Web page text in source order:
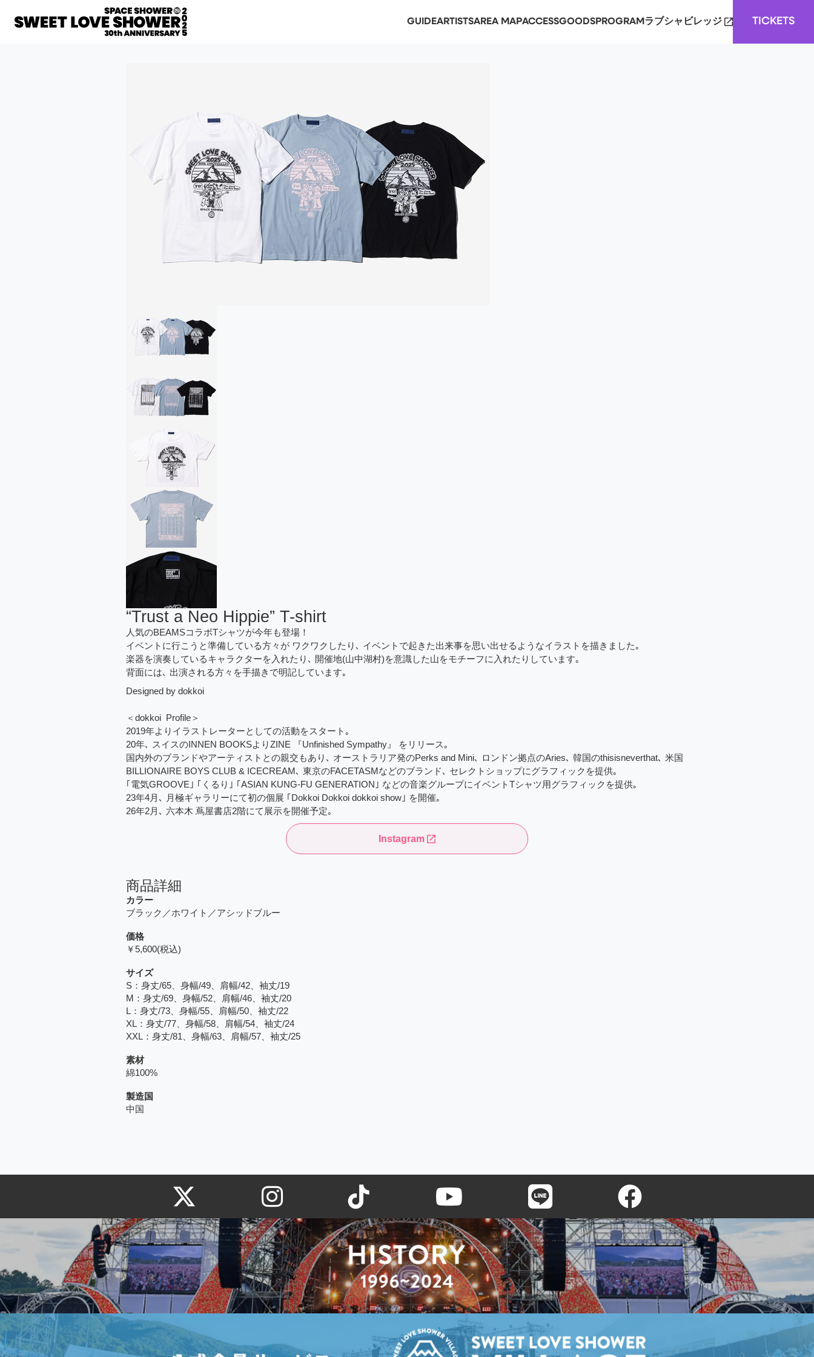
GUIDEARTISTSAREA MAPACCESSGOODSPROGRAM ラブシャビレッジ TICKETS
“Trust a Neo Hippie” T-shirt
人気のBEAMSコラボTシャツが今年も登場！
イベントに行こうと準備している方々が ワクワクしたり､ イベントで起きた出来事を思い出せるようなイラストを描きました｡
楽器を演奏しているキャラクターを入れたり､ 開催地(山中湖村)を意識した山をモチーフに入れたりしています｡
背面には､ 出演される方々を手描きで明記しています｡
Designed by dokkoi
＜dokkoi Profile＞
2019年よりイラストレーターとしての活動をスタート｡
20年､ スイスのINNEN BOOKSよりZINE 『Unfinished Sympathy』 をリリース｡
国内外のブランドやアーティストとの親交もあり､ オーストラリア発のPerks and Mini､ ロンドン拠点のAries､ 韓国のthisisneverthat､ 米国
BILLIONAIRE BOYS CLUB & ICECREAM､ 東京のFACETASMなどのブランド､ セレクトショップにグラフィックを提供｡
｢電気GROOVE｣ ｢くるり｣ ｢ASIAN KUNG-FU GENERATION｣ などの音楽グループにイベントTシャツ用グラフィックを提供｡
23年4月､ 月極ギャラリーにて初の個展 ｢Dokkoi Dokkoi dokkoi show｣ を開催｡
26年2月､ 六本木 蔦屋書店2階にて展示を開催予定｡
Instagram
商品詳細
カラー
ブラック／ホワイト／アシッドブルー
価格
￥5,600(税込)
サイズ
S：身丈/65、身幅/49、肩幅/42、袖丈/19
M：身丈/69、身幅/52、肩幅/46、袖丈/20
L：身丈/73、身幅/55、肩幅/50、袖丈/22
XL：身丈/77、身幅/58、肩幅/54、袖丈/24
XXL：身丈/81、身幅/63、肩幅/57、袖丈/25
素材
綿100%
製造国
中国